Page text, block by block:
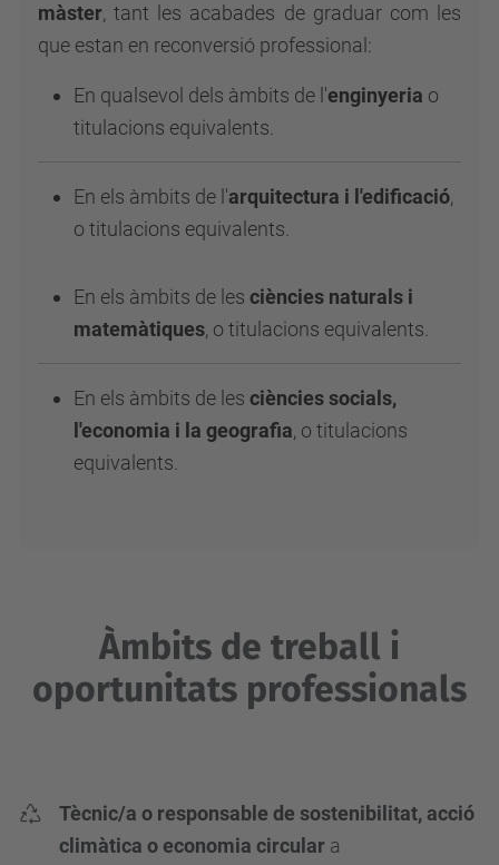
màster, tant les acabades de graduar com les
que estan en reconversió professional:
En qualsevol dels àmbits de l'enginyeria o
titulacions equivalents.
En els àmbits de l'arquitectura i l'edificació,
o titulacions equivalents.
En els àmbits de les ciències naturals i
matemàtiques, o titulacions equivalents.
En els àmbits de les ciències socials,
l'economia i la geografia, o titulacions
equivalents.
Àmbits de treball i
oportunitats professionals
Tècnic/a o responsable de sostenibilitat, acció
climàtica o economia circular a